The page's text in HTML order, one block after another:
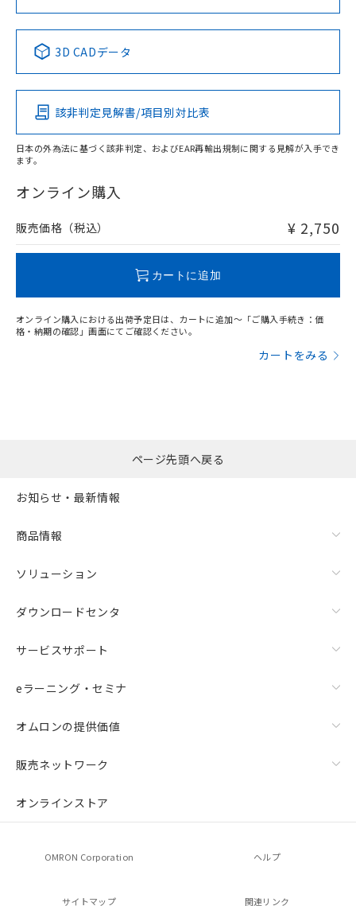
Pb Hg Cd Cr(VI)
O
在庫等で未対応品が混在する可能性があります。
問い合わせください。
No No No No
この製品の規格認証/適合状況ページへ
その他の認証はこちらのページからご検索ください
3D CADデータ
該非判定見解書/項目別対比表
日本の外為法に基づく該非判定、およびEAR再輸出規制に関する見解が入手でき
ます。
オンライン購入
販売価格（税込） ¥ 2,750
カートに追加
オンライン購入における出荷予定日は、カートに追加～「ご購入手続き：価
格・納期の確認」画面にてご確認ください。
カートをみる
ページ先頭へ戻る
お知らせ・最新情報
商品情報
ソリューション
ダウンロードセンタ
サービスサポート
eラーニング・セミナ
オムロンの提供価値
販売ネットワーク
オンラインストア
OMRON Corporation ヘルプ
サイトマップ 関連リンク